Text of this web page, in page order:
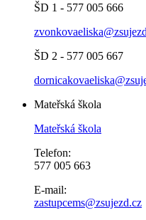
ŠD 1 - 577 005 666
ŠD 2 - 577 005 667
Mateřská škola
Mateřská škola
Telefon:
577 005 663
E-mail:
zastupcems@zsujezd.cz